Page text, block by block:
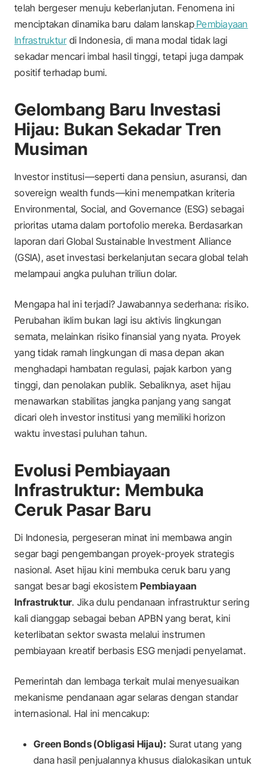
telah bergeser menuju keberlanjutan. Fenomena ini
menciptakan dinamika baru dalam lanskap Pembiayaan
Infrastrukturdi Indonesia, di mana modal tidak lagi
sekadar mencari imbal hasil tinggi, tetapi juga dampak
positif terhadap bumi.
Gelombang Baru Investasi
Hijau: Bukan Sekadar Tren
Musiman
Investor institusi—seperti dana pensiun, asuransi, dan
sovereign wealth funds—kini menempatkan kriteria
Environmental, Social, and Governance (ESG) sebagai
prioritas utama dalam portofolio mereka. Berdasarkan
laporan dariGlobal Sustainable Investment Alliance
(GSIA), aset investasi berkelanjutan secara global telah
melampaui angka puluhan triliun dolar.
Mengapa hal ini terjadi? Jawabannya sederhana: risiko.
Perubahan iklim bukan lagi isu aktivis lingkungan
semata, melainkan risiko finansial yang nyata. Proyek
yang tidak ramah lingkungan di masa depan akan
menghadapi hambatan regulasi, pajak karbon yang
tinggi, dan penolakan publik. Sebaliknya, aset hijau
menawarkan stabilitas jangka panjang yang sangat
dicari oleh investor institusi yang memiliki horizon
waktu investasi puluhan tahun.
Evolusi Pembiayaan
Infrastruktur: Membuka
Ceruk Pasar Baru
Di Indonesia, pergeseran minat ini membawa angin
segar bagi pengembangan proyek-proyek strategis
nasional. Aset hijau kini membuka ceruk baru yang
sangat besar bagi ekosistem Pembiayaan
Infrastruktur. Jika dulu pendanaan infrastruktur sering
kali dianggap sebagai beban APBN yang berat, kini
keterlibatan sektor swasta melalui instrumen
pembiayaan kreatif berbasis ESG menjadi penyelamat.
Pemerintah dan lembaga terkait mulai menyesuaikan
mekanisme pendanaan agar selaras dengan standar
internasional. Hal ini mencakup:
Green Bonds (Obligasi Hijau): Surat utang yang
dana hasil penjualannya khusus dialokasikan untuk